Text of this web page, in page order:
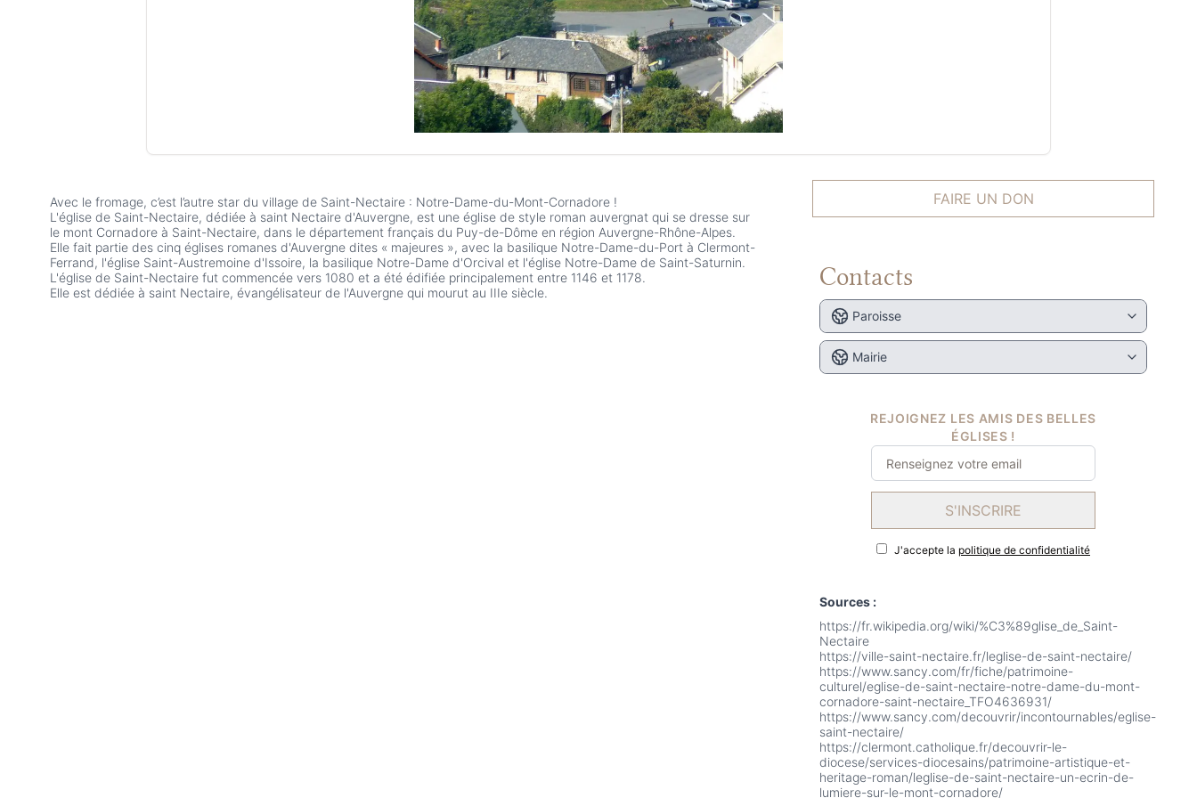
Avec le fromage, c’est l’autre star du village de Saint-Nectaire : Notre-Dame-du-Mont-Cornadore !
L'église de Saint-Nectaire, dédiée à saint Nectaire d'Auvergne, est une église de style roman auvergnat qui se dresse sur
le mont Cornadore à Saint-Nectaire, dans le département français du Puy-de-Dôme en région Auvergne-Rhône-Alpes.
Elle fait partie des cinq églises romanes d'Auvergne dites « majeures », avec la basilique Notre-Dame-du-Port à Clermont-
Ferrand, l'église Saint-Austremoine d'Issoire, la basilique Notre-Dame d'Orcival et l'église Notre-Dame de Saint-Saturnin.
L'église de Saint-Nectaire fut commencée vers 1080 et a été édifiée principalement entre 1146 et 1178.
Elle est dédiée à saint Nectaire, évangélisateur de l'Auvergne qui mourut au IIIe siècle.
FAIRE UN DON
Contacts
Paroisse
Mairie
REJOIGNEZ LES AMIS DES BELLES
ÉGLISES !
S'INSCRIRE
J'accepte la politique de confidentialité
Sources :
https://fr.wikipedia.org/wiki/%C3%89glise_de_Saint-
Nectaire
https://ville-saint-nectaire.fr/leglise-de-saint-nectaire/
https://www.sancy.com/fr/fiche/patrimoine-
culturel/eglise-de-saint-nectaire-notre-dame-du-mont-
cornadore-saint-nectaire_TFO4636931/
https://www.sancy.com/decouvrir/incontournables/eglise-
saint-nectaire/
https://clermont.catholique.fr/decouvrir-le-
diocese/services-diocesains/patrimoine-artistique-et-
heritage-roman/leglise-de-saint-nectaire-un-ecrin-de-
lumiere-sur-le-mont-cornadore/